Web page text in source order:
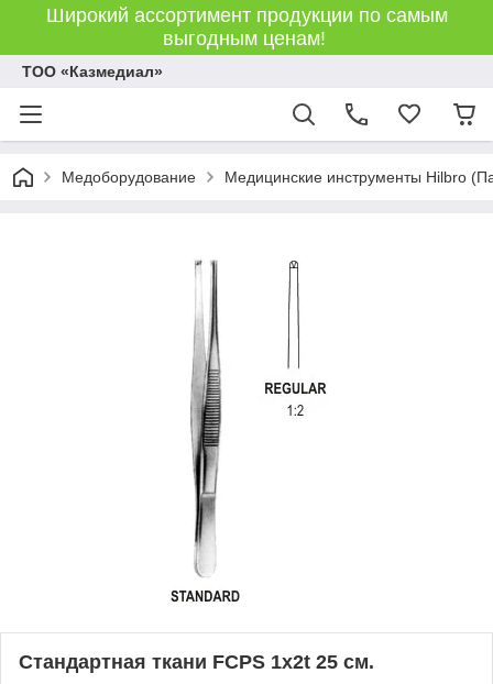
Широкий ассортимент продукции по самым
выгодным ценам!
ТОО «Казмедиал»
Медоборудование Медицинские инструменты Hilbro
Стандартная ткани FCPS 1x2t 25 см.